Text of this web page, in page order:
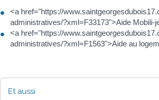
<a href="https://
administratives/?xml=F33173">Aide Mobili-
<a href="https://
administratives/?xml=F1563">Aide au
Et aussi